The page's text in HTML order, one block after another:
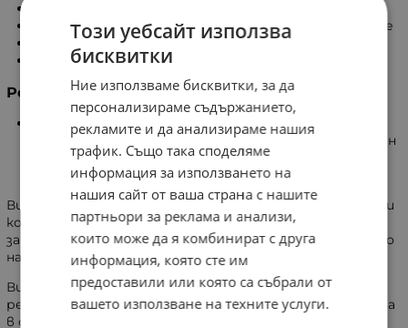
Поддържа зрението, костите, ноктите и зъбите
Оказва благоприятно влияние върху кожата
Подпомага концентрацията и паметта
Ролята на витамините D3, A и E
Витамин D3 подпомага нормалното състояние на
костите, мускулите, кожата и косата. Той е важен
за общото благосъстояние и поддържането на
нормална функция на различни органи.
Витамин А допринася за поддържането на зрението и
кожата. Като антиоксидант, той подпомага
защитата на клетките и участва в производството
на хормони, както и в укрепването на костите.
Витамин Е подкрепя сърдечната функция,
регенерацията на клетките и тъканите. Той участва
в синтеза на хормони и подпомага репродуктивните
Този уебсайт използва
бисквитки
Ние използваме бисквитки, за да
персонализираме съдържанието,
рекламите и да анализираме нашия
трафик. Също така споделяме
информация за използването на
нашия сайт от ваша страна с нашите
партньори за реклама и анализи,
които може да я комбинират с друга
информация, която сте им
предоставили или която са събрали от
вашето използване на техните услуги.